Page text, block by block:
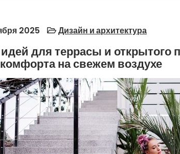
2025 Дизайн и архитектура
для террасы и открытого
на свежем воздухе